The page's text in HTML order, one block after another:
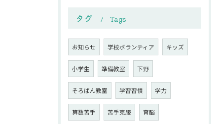
タグ Tags
お知らせ 学校ボランティア キッズ
小学生 準備教室 下野
そろばん教室 学習習慣 学力
算数苦手 苦手克服 育脳